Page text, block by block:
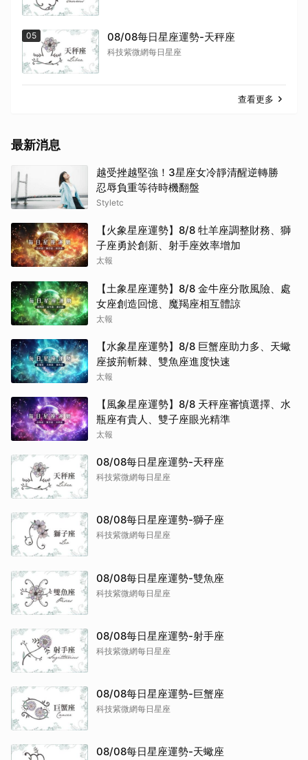
05 08/08每日星座運勢-天秤座
科技紫微網每日星座
查看更多
最新消息
越受挫越堅強！3星座女冷靜清醒逆轉勝
忍辱負重等待時機翻盤
Styletc
【火象星座運勢】8/8 牡羊座調整財務、獅
子座勇於創新、射手座效率增加
太報
【土象星座運勢】8/8 金牛座分散風險、處
女座創造回憶、魔羯座相互體諒
太報
【水象星座運勢】8/8 巨蟹座助力多、天蠍
座披荊斬棘、雙魚座進度快速
太報
【風象星座運勢】8/8 天秤座審慎選擇、水
瓶座有貴人、雙子座眼光精準
太報
08/08每日星座運勢-天秤座
科技紫微網每日星座
08/08每日星座運勢-獅子座
科技紫微網每日星座
08/08每日星座運勢-雙魚座
科技紫微網每日星座
08/08每日星座運勢-射手座
科技紫微網每日星座
08/08每日星座運勢-巨蟹座
科技紫微網每日星座
08/08每日星座運勢-天蠍座